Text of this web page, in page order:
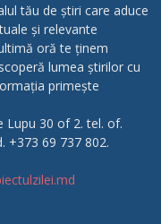
tău de știri care aduce
și relevante
oră te ținem
lumea știrilor cu
primește
Lupu 30 of 2. tel. of.
+373 69 737 802.